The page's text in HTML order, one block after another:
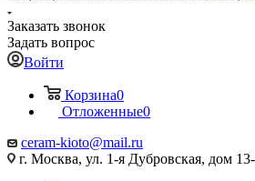
Заказать звонок
Задать вопрос
Войти
Корзина0
Отложенные0
ceram-kioto@mail.ru
г. Москва, ул. 1-я Дубровская, дом